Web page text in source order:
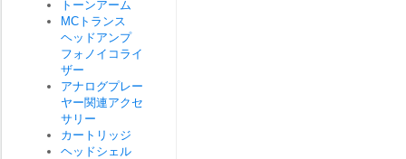
トーンアーム
MCトランス
ヘッドアンプ
フォノイコライ
ザー
アナログプレー
ヤー関連アクセ
サリー
カートリッジ
ヘッドシェル